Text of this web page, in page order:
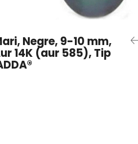
Negre, 9-10 mm,
14K (aur 585), Tip